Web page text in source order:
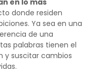
en lo más
donde residen
Ya sea en una
de una
palabras tienen el
y suscitar cambios